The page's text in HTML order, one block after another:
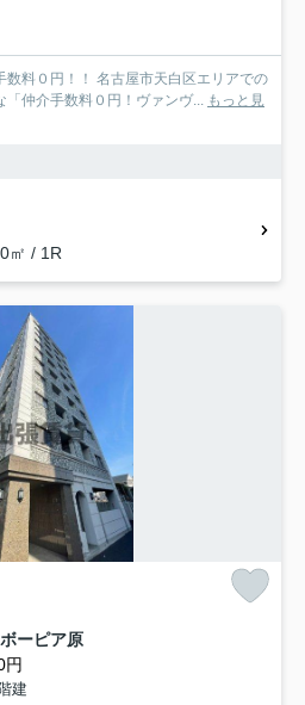
数料０円！！ 名古屋市天白区エリアでの
仲介手数料０円！ヴァンヴ... もっと見
㎡ / 1R
ーピア原
円
建